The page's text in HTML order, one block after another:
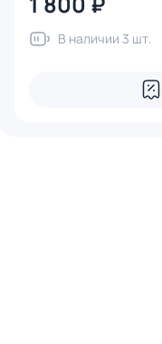
В наличии 3 шт.